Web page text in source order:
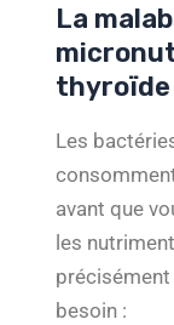
La
thyroïde
Les
avant que
les
besoin :